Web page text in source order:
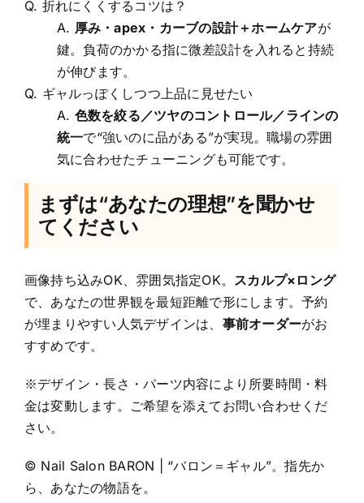
Q. 折れにくくするコツは？
A. 厚み・apex・カーブの設計＋ホームケアが
鍵。負荷のかかる指に微差設計を入れると持続
が伸びます。
Q. ギャルっぽくしつつ上品に見せたい
A. 色数を絞る／ツヤのコントロール／ラインの
統一で“強いのに品がある”が実現。職場の雰囲
気に合わせたチューニングも可能です。
まずは“あなたの理想”を聞かせ
てください
画像持ち込みOK、雰囲気指定OK。 スカルプ×ロング
で、あなたの世界観を最短距離で形にします。予約
が埋まりやすい人気デザインは、 事前オーダーがお
すすめです。
※デザイン・長さ・パーツ内容により所要時間・料
金は変動します。ご希望を添えてお問い合わせくだ
さい。
© Nail Salon BARON | “バロン＝ギャル”。指先か
ら、あなたの物語を。